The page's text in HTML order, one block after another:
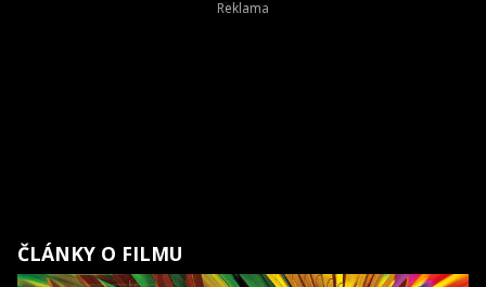
ČLÁNKY O FILMU